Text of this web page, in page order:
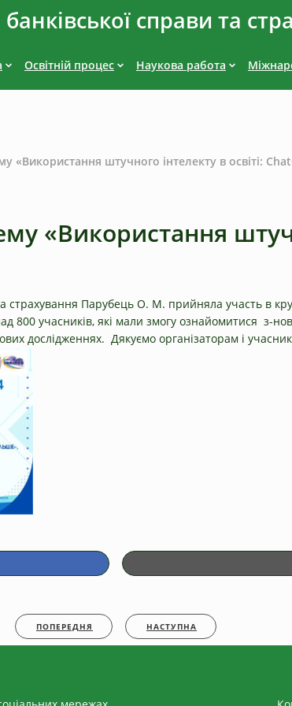
справи та
Освітній процес Наукова работа
«Використання штучного інтелекту в освіті:
«Використання
страхування Парубець О. М. прийняла участь в
800 учасників, які мали змогу ознайомитися з-
дослідженнях. Дякуємо організаторам і
ПОПЕРЕДНЯ НАСТУПНА